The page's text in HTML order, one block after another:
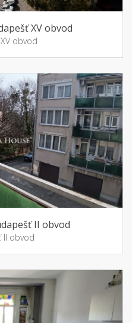
XV obvod
obvod
II obvod
II obvod